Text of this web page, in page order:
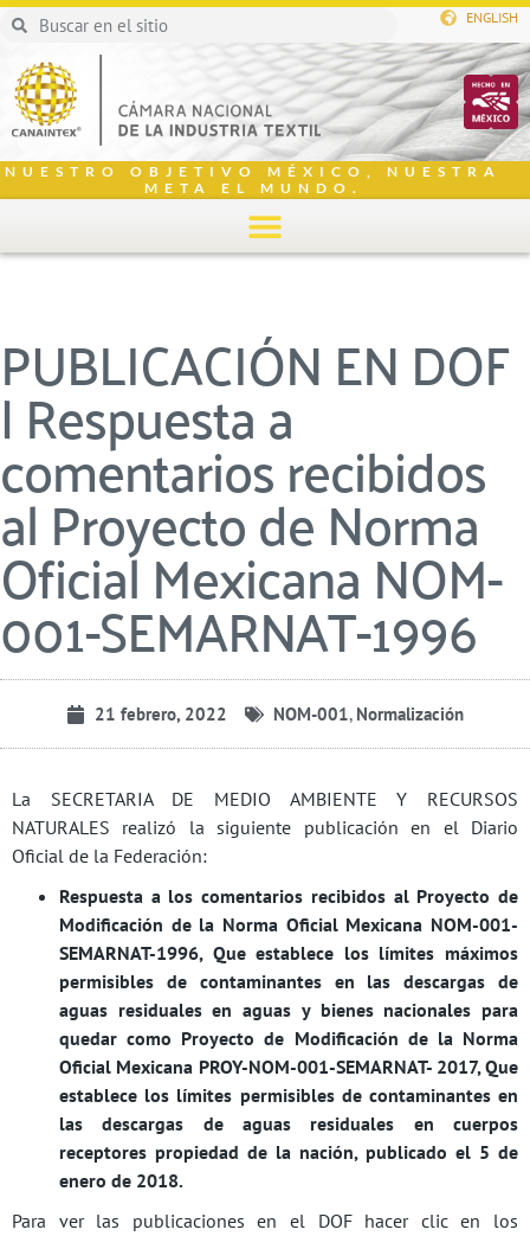
ENGLISH
NUESTRO OBJETIVO MÉXICO, NUESTRA
META EL MUNDO.
PUBLICACIÓN EN DOF
| Respuesta a
comentarios recibidos
al Proyecto de Norma
Oficial Mexicana NOM-
001-SEMARNAT-1996
21 febrero, 2022 NOM-001, Normalización
La SECRETARIA DE MEDIO AMBIENTE Y RECURSOS
NATURALES realizó la siguiente publicación en el Diario
Oficial de la Federación:
Respuesta a los comentarios recibidos al Proyecto de
Modificación de la Norma Oficial Mexicana NOM-001-
SEMARNAT-1996, Que establece los límites máximos
permisibles de contaminantes en las descargas de
aguas residuales en aguas y bienes nacionales para
quedar como Proyecto de Modificación de la Norma
Oficial Mexicana PROY-NOM-001-SEMARNAT- 2017, Que
establece los límites permisibles de contaminantes en
las descargas de aguas residuales en cuerpos
receptores propiedad de la nación, publicado el 5 de
enero de 2018.
Para ver las publicaciones en el DOF hacer clic en los